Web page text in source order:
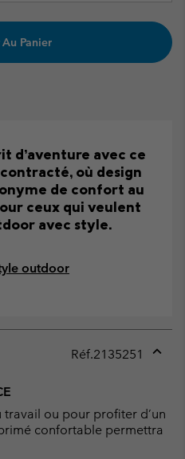
Panier
d’aventure avec ce
où design
de confort au
ceux qui veulent
avec style.
outdoor
Réf.2135251
ou pour profiter d’un
confortable permettra